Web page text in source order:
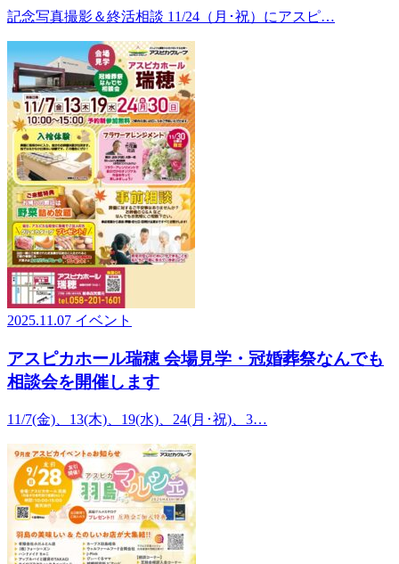
記念写真撮影＆終活相談 11/24（月･祝）にアスピ…
2025.11.07 イベント
アスピカホール瑞穂 会場見学・冠婚葬祭なんでも
相談会を開催します
11/7(金)、13(木)、19(水)、24(月･祝)、3…